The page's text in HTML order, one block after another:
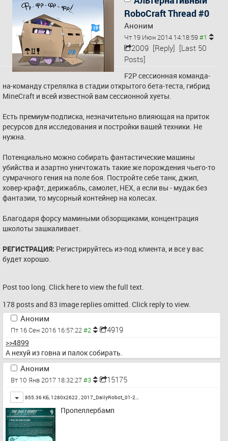
спокойно даёшь ему
проставить в тебя весь его стек
с его 125м блефом подряд.
Вообще, мне сказали, что до
нл25 нужно меньше платить и
шире вэльюбетить (то есть
чаще ставить, когда у тебя что-
то есть, часто платят в
абсурдных ситуациях, но на
чужие ставки без руки не
люди боятся ставить с
"воздухом" т.е. на чистом
Вот с таким результатом (плюс
баксов двести рейкбека) я ушел
с pokerstars на мелкий
европейский рум.
RoboCraft Thread #0
Аноним
Чт 19 Июн 2014 14:18:59
2009 [Reply] [Last 50
Posts]
F2P сессионная команда-
на-команду стрелялка в стадии открытого бета-теста, гибрид
MineCraft и всей известной вам сессионной хуеты.
Есть премиум-подписка, незначительно влияющая на приток
ресурсов для исследования и постройки вашей техники. Не
нужна.
Потенциально можно собирать фантастические машины
убийства и азартно уничтожать такие же порождения чьего-то
сумрачного гения на поле боя. Постройте себе танк, джип,
ховер-крафт, дерижабль, самолет, НЕХ, а если вы - мудак без
фантазии, то мусорный контейнер на колесах.
Благодаря форсу мамиными обзорщиками, концентрация
школоты зашкаливает.
РЕГИСТРАЦИЯ: Регистрируйтесь из-под клиента, и все у вас
будет хорошо.
Post too long. Click here to view the full text.
178 posts and 83 image replies omitted. Click reply to view.
Аноним
Пт 16 Сен 2016 16:57:22 4919
>>4899
А нехуй из говна и палок собирать.
Аноним
Вт 10 Янв 2017 18:32:27 15175
Toggle
855.36 КБ, 1280x2622 , 2017_DailyRobot_01-2…
Пропеллербамп